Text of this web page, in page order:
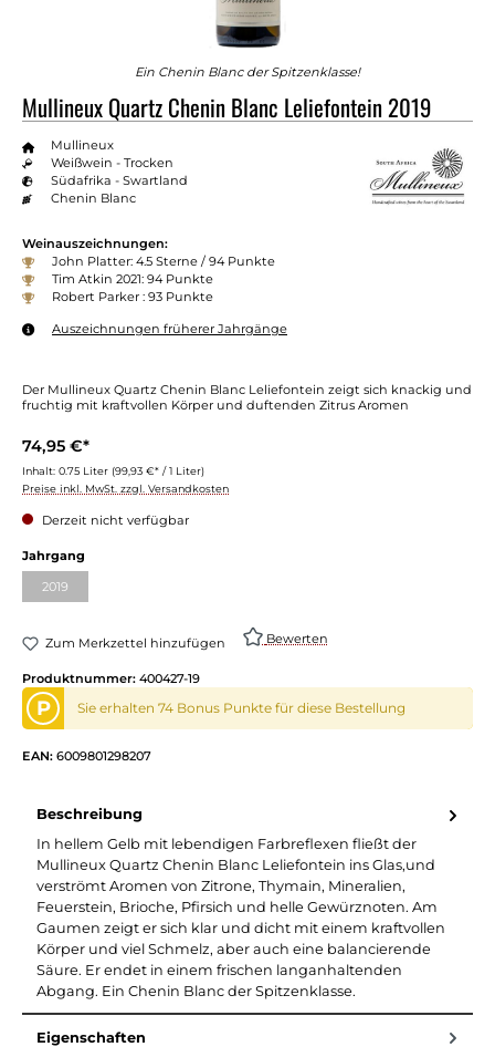
Ein Chenin Blanc der Spitzenklasse!
Mullineux Quartz Chenin Blanc Leliefontein 2019
Mullineux
Weißwein - Trocken
Südafrika - Swartland
Chenin Blanc
Weinauszeichnungen:
John Platter: 4.5 Sterne / 94 Punkte
Tim Atkin 2021: 94 Punkte
Robert Parker : 93 Punkte
Auszeichnungen früherer Jahrgänge
Der Mullineux Quartz Chenin Blanc Leliefontein zeigt sich knackig und
fruchtig mit kraftvollen Körper und duftenden Zitrus Aromen
74,95 €*
Inhalt: 0.75 Liter (99,93 €* / 1 Liter)
Preise inkl. MwSt. zzgl. Versandkosten
Derzeit nicht verfügbar
Jahrgang
2019
Zum Merkzettel hinzufügen Bewerten
Produktnummer: 400427-19
P Sie erhalten 74 Bonus Punkte für diese Bestellung
EAN: 6009801298207
Beschreibung
In hellem Gelb mit lebendigen Farbreflexen fließt der
Mullineux Quartz Chenin Blanc Leliefontein ins Glas,und
verströmt Aromen von Zitrone, Thymain, Mineralien,
Feuerstein, Brioche, Pfirsich und helle Gewürznoten. Am
Gaumen zeigt er sich klar und dicht mit einem kraftvollen
Körper und viel Schmelz, aber auch eine balancierende
Säure. Er endet in einem frischen langanhaltenden
Abgang. Ein Chenin Blanc der Spitzenklasse.
Eigenschaften